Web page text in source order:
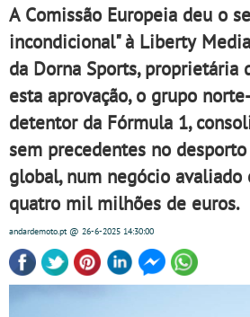
A Comissão Europeia deu o
incondicional" à Liberty
da Dorna Sports, proprietária
esta aprovação, o grupo
detentor da Fórmula 1,
sem precedentes no
global, num negócio avaliado
quatro mil milhões de euros.
andardemoto.pt@ 26-6-2025 14:30:00